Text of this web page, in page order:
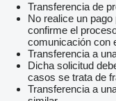
Transferencia de
No realice un
confirme el
comunicación con
Transferencia a
Dicha solicitud
casos se trata de
Transferencia a